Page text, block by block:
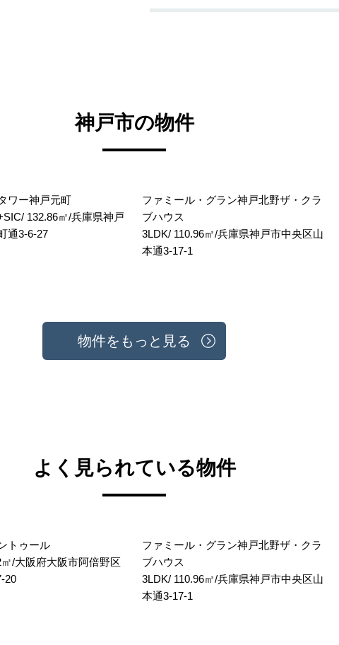
神戸市の物件
ワー神戸元町
132.86㎡/兵庫県神戸
通3-6-27
ファミール・グラン神戸北野ザ・クラ
ブハウス
3LDK/ 110.96㎡/兵庫県神戸市中央区山
本通3-17-1
物件をもっと見る
よく見られている物件
トゥール
/大阪府大阪市阿倍野区
20
ファミール・グラン神戸北野ザ・クラ
ブハウス
3LDK/ 110.96㎡/兵庫県神戸市中央区山
本通3-17-1